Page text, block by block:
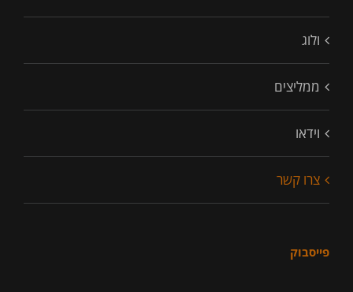
ולוג
ממליצים
וידאו
צרו קשר
פייסבוק